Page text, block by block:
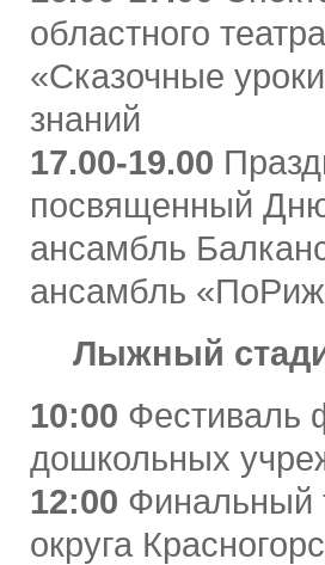
областного
«Сказочные
знаний
17.00-19.00
посвященный
ансамбль
ансамбль
Лыжный
10:00 Фестиваль
дошкольных
12:00 Финальный
округа